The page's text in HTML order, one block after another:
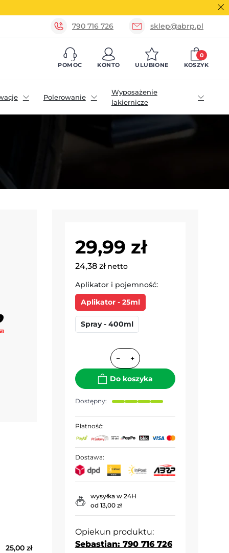
790 716 726 sklep@abrp.pl
POMOC KONTO ULUBIONE KOSZYK
0
Polerowanie
Wyposażenie
lakiernicze
29,99 zł
24,38 zł netto
Aplikator i pojemność:
Aplikator - 25ml
Spray - 400ml
− +
Do koszyka
Dostępny:
Płatność:
Dostawa:
wysyłka w 24H
od 13,00 zł
Opiekun produktu:
Sebastian: 790 716 726
25,00 zł